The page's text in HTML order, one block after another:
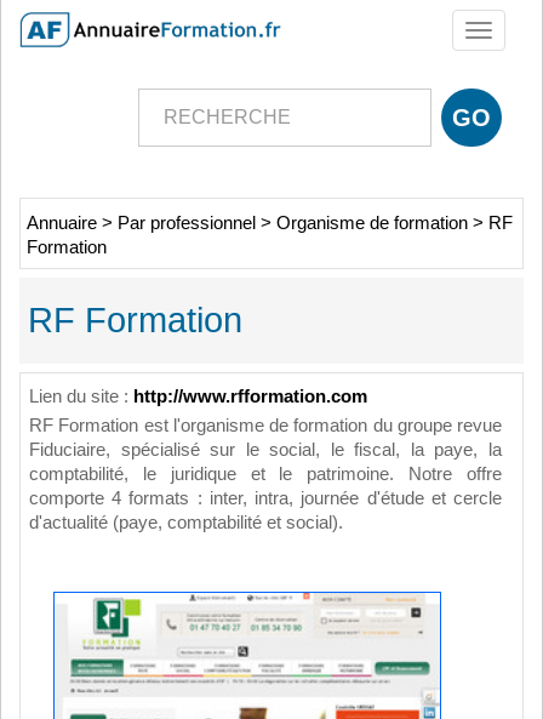
Toggle
Annuaire > Par professionnel > Organisme de formation > RF
Formation
RF Formation
Lien du site : http://www.rfformation.com
RF Formation est l'organisme de formation du groupe revue
Fiduciaire, spécialisé sur le social, le fiscal, la paye, la
comptabilité, le juridique et le patrimoine. Notre offre
comporte 4 formats : inter, intra, journée d'étude et cercle
d'actualité (paye, comptabilité et social).